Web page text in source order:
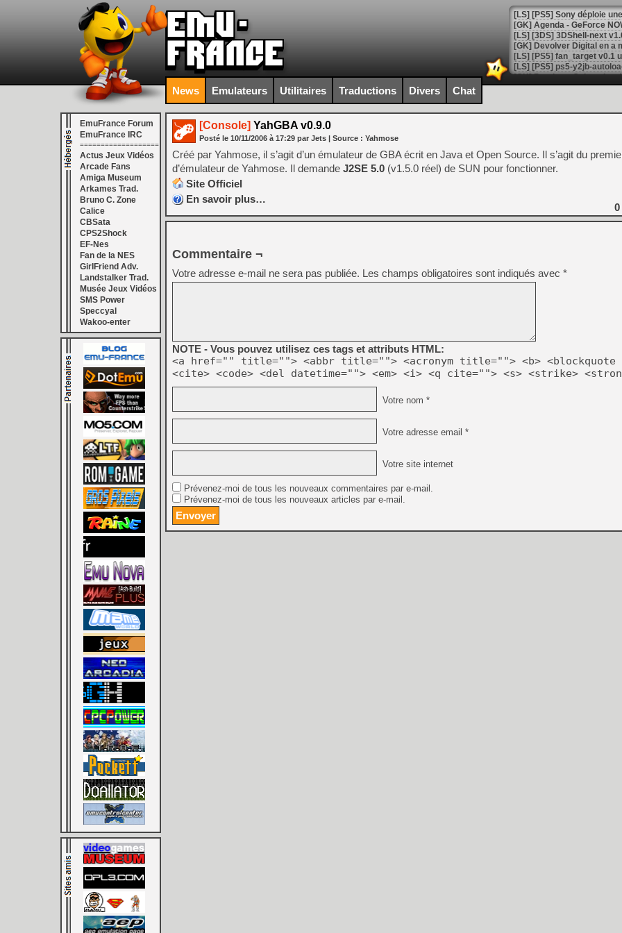
[GK] Agenda - GeForce
[GK] Devolver Digital en a
[LS] [PS5] ps5-y2jb-
[GK] Pourquoi Marvel
[GK] Test : Restory : Chill
[GK] GTA 6 : Rockstar
[GK] Hot Wheels Infinite
[GK] Mémoire cash -
[GK] Résultats Nintendo :
[GK] Déjà des
[Mo5] Brickboy cherche à
[GK] Minecraft et ses «
[GK] Beast of
[GK] Ubisoft : fin de partie
[GK] Mémoire cash -
[GK] Dan Houser (GTA)
[GK] Comment EA Sports
[GK] Crimson Moon : un
[GK] Isle of Reveries : le
[GK] Moonlighter 2 : The
[GK] Capcom relance
[Mo5] Deux inédits du
[GK] Le beat'em up The
[GK] Endless Legend 2 :
[LS] [PS5] Le WebKit
[GK] Oubliez Crazy Taxi,
[LS] [Switch] NSZ 5.0.0
[GK] No More Room in
News Emulateurs Utilitaires Traductions Divers Chat
EmuFrance Forum
EmuFrance IRC
===================
Actus Jeux Vidéos
Arcade Fans
Amiga Museum
Arkames Trad.
Bruno C. Zone
Calice
CBSata
CPS2Shock
EF-Nes
Fan de la NES
GirlFriend Adv.
Landstalker Trad.
Musée Jeux Vidéos
SMS Power
Speccyal
Wakoo-enter
[Console] YahGBA v0.9.0
Posté le 10/11/2006 à 17:29 par Jets | Source : Yahmose
Créé par Yahmose, il s’agit d’un émulateur de GBA écrit en Java et Open Source. Il s’agit du
d’émulateur de Yahmose. Il demande J2SE 5.0 (v1.5.0 réel) de SUN pour fonctionner.
Site Officiel
En savoir plus…
0
Commentaire ¬
Votre adresse e-mail ne sera pas publiée. Les champs obligatoires sont indiqués avec *
NOTE - Vous pouvez utilisez ces tags et attributs HTML:
<a href="" title=""> <abbr title=""> <acronym title=""> <b> <blockquote
<cite> <code> <del datetime=""> <em> <i> <q cite=""> <s> <strike>
Votre nom *
Votre adresse email *
Votre site internet
Prévenez-moi de tous les nouveaux commentaires par e-mail.
Prévenez-moi de tous les nouveaux articles par e-mail.